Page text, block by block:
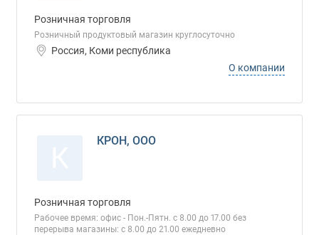
Розничная торговля
Розничный продуктовый магазин круглосуточно
Россия, Коми республика
О компании
КРОН, ООО
Розничная торговля
Рабочее время: офис - Пон.-Пятн. с 8.00 до 17.00 без
перерыва магазины: с 8.00 до 21.00 ежедневно